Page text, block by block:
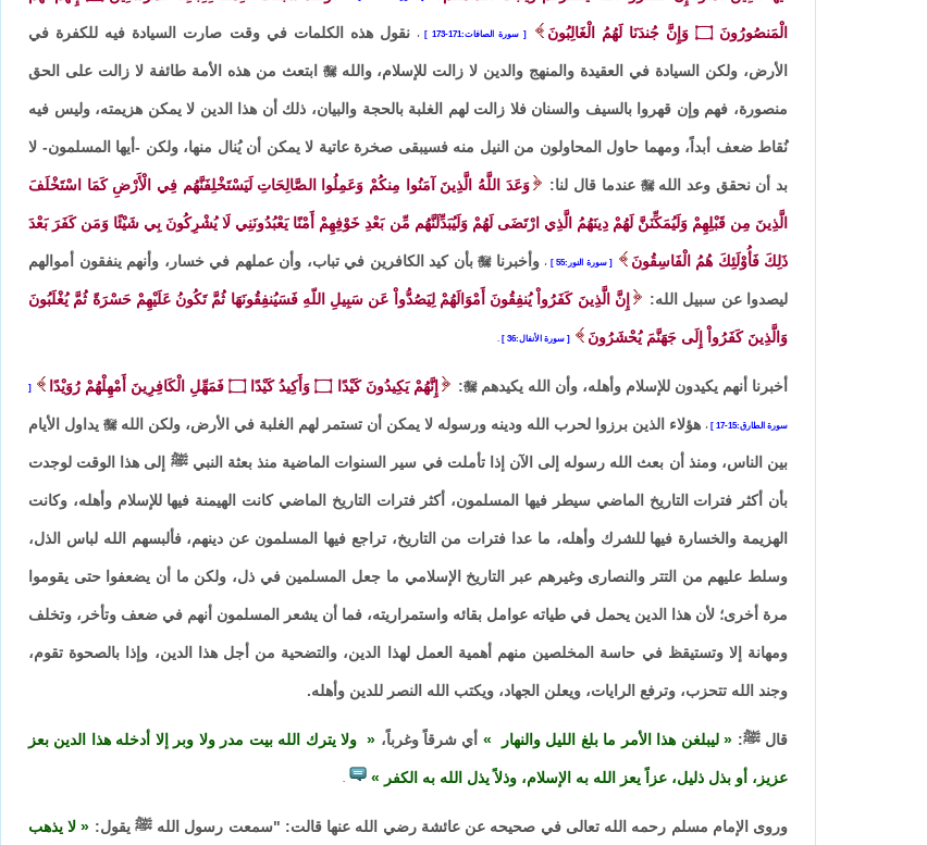
الْمَنصُورُونَ ۝ وَإِنَّ جُندَنَا لَهُمُ الْغَالِبُونَ سورة الصافات:171-173 ، نقول هذه الكلمات في وقت صارت السيادة فيه للكفرة في
الأرض، ولكن السيادة في العقيدة والمنهج والدين لا زالت للإسلام، والله ابتعث من هذه الأمة طائفة لا زالت على الحق
منصورة، فهم وإن قهروا بالسيف والسنان فلا زالت لهم الغلبة بالحجة والبيان، ذلك أن هذا الدين لا يمكن هزيمته، وليس فيه
نُقاط ضعف أبداً، ومهما حاول المحاولون من النيل منه فسيبقى صخرة عاتية لا يمكن أن يُنال منها، ولكن -أيها المسلمون- لا
بد أن نحقق وعد الله عندما قال لنا: وَعَدَ اللَّهُ الَّذِينَ آمَنُوا مِنكُمْ وَعَمِلُوا الصَّالِحَاتِ لَيَسْتَخْلِفَنَّهُم فِي الْأَرْضِ كَمَا اسْتَخْلَفَ
الَّذِينَ مِن قَبْلِهِمْ وَلَيُمَكِّنَنَّ لَهُمْ دِينَهُمُ الَّذِي ارْتَضَى لَهُمْ وَلَيُبَدِّلَنَّهُم مِّن بَعْدِ خَوْفِهِمْ أَمْنًا يَعْبُدُونَنِي لَا يُشْرِكُونَ بِي شَيْئًا وَمَن كَفَرَ بَعْدَ
ذَلِكَ فَأُوْلَئِكَ هُمُ الْفَاسِقُونَ سورة النور:55 ، وأخبرنا بأن كيد الكافرين في تباب، وأن عملهم في خسار، وأنهم ينفقون أموالهم
ليصدوا عن سبيل الله: إِنَّ الَّذِينَ كَفَرُواْ يُنفِقُونَ أَمْوَالَهُمْ لِيَصُدُّواْ عَن سَبِيلِ اللّهِ فَسَيُنفِقُونَهَا ثُمَّ تَكُونُ عَلَيْهِمْ حَسْرَةً ثُمَّ يُغْلَبُونَ
وَالَّذِينَ كَفَرُواْ إِلَى جَهَنَّمَ يُحْشَرُونَ سورة الأنفال:36 .
أخبرنا أنهم يكيدون للإسلام وأهله، وأن الله يكيدهم
: إِنَّهُمْ يَكِيدُونَ كَيْدًا ۝ وَأَكِيدُ كَيْدًا ۝ فَمَهِّلِ الْكَافِرِينَ أَمْهِلْهُمْ رُوَيْدًا
سورة الطارق:15-17 ، هؤلاء الذين برزوا لحرب الله ودينه ورسوله لا يمكن أن تستمر لهم الغلبة في الأرض، ولكن الله يداول الأيام
بين الناس، ومنذ أن بعث الله رسوله إلى الآن إذا تأملت في سير السنوات الماضية منذ بعثة النبي ﷺ إلى هذا الوقت لوجدت
بأن أكثر فترات التاريخ الماضي سيطر فيها المسلمون، أكثر فترات التاريخ الماضي كانت الهيمنة فيها للإسلام وأهله، وكانت
الهزيمة والخسارة فيها للشرك وأهله، ما عدا فترات من التاريخ، تراجع فيها المسلمون عن دينهم، فألبسهم الله لباس الذل،
وسلط عليهم من التتر والنصارى وغيرهم عبر التاريخ الإسلامي ما جعل المسلمين في ذل، ولكن ما أن يضعفوا حتى يقوموا
مرة أخرى؛ لأن هذا الدين يحمل في طياته عوامل بقائه واستمراريته، فما أن يشعر المسلمون أنهم في ضعف وتأخر، وتخلف
ومهانة إلا وتستيقظ في حاسة المخلصين منهم أهمية العمل لهذا الدين، والتضحية من أجل هذا الدين، وإذا بالصحوة تقوم،
وجند الله تتحزب، وترفع الرايات، ويعلن الجهاد، ويكتب الله النصر للدين وأهله.
قال ﷺ: ليبلغن هذا الأمر ما بلغ الليل والنهار أي شرقاً وغرباً، ولا يترك الله بيت مدر ولا وبر إلا أدخله هذا الدين بعز
عزيز، أو بذل ذليل، عزاً يعز الله به الإسلام، وذلاً يذل الله به الكفر .
وروى الإمام مسلم رحمه الله تعالى في صحيحه عن عائشة رضي الله عنها قالت: "سمعت رسول الله ﷺ يقول: لا يذهب